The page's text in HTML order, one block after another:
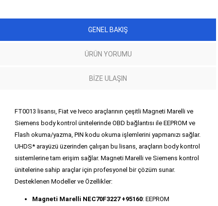
GENEL BAKIŞ
ÜRÜN YORUMU
BIZE ULAŞIN
FT0013 lisansı, Fiat ve Iveco araçlarının çeşitli Magneti Marelli ve
Siemens body kontrol ünitelerinde OBD bağlantısı ile EEPROM ve
Flash okuma/yazma, PIN kodu okuma işlemlerini yapmanızı sağlar.
UHDS* arayüzü üzerinden çalışan bu lisans, araçların body kontrol
sistemlerine tam erişim sağlar. Magneti Marelli ve Siemens kontrol
ünitelerine sahip araçlar için profesyonel bir çözüm sunar.
Desteklenen Modeller ve Özellikler:
Magneti Marelli NEC70F3227 +95160: EEPROM